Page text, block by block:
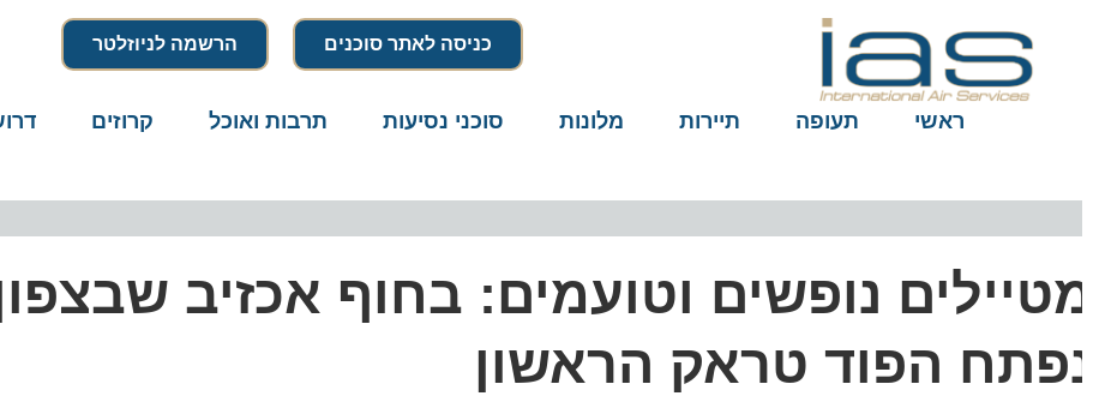
כניסה לאתר סוכנים הרשמה לניוזלטר
ראשי תעופה תיירות מלונות סוכני נסיעות תרבות ואוכל קרוזים דרושים
נופשים וטועמים: בחוף אכזיב שבצפון
הפוד טראק הראשון